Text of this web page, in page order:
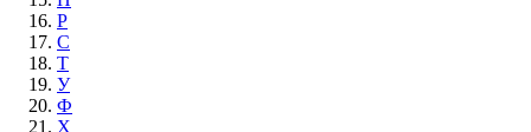
Р
С
Т
У
Ф
Х